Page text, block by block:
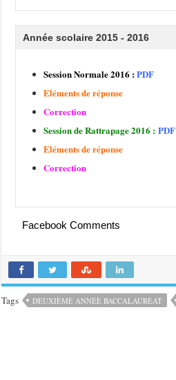
Année scolaire 2015 - 2016
Session Normale 2016 :PDF
Eléments de réponse
Correction
Session de Rattrapage 2016 : PDF
Eléments de réponse
Correction
Facebook Comments
Tags DEUXIÈME ANNÉE BACCALAURÉAT